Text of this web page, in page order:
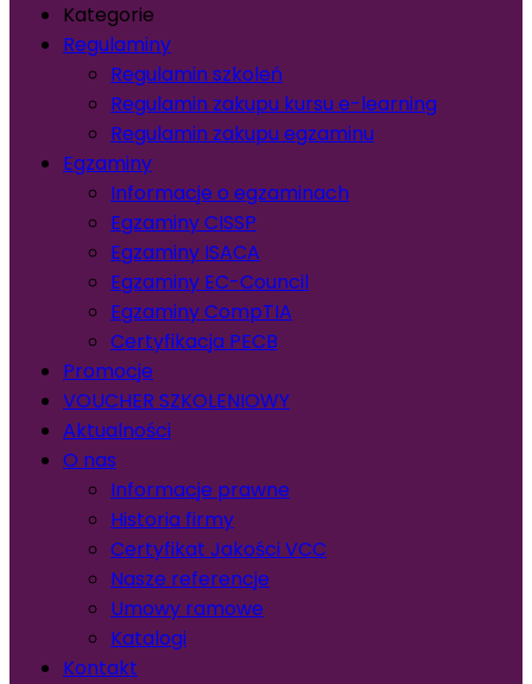
Kategorie
Regulaminy
Regulamin szkoleń
Regulamin zakupu kursu e-learning
Regulamin zakupu egzaminu
Egzaminy
Informacje o egzaminach
Egzaminy CISSP
Egzaminy ISACA
Egzaminy EC-Council
Egzaminy CompTIA
Certyfikacja PECB
Promocje
VOUCHER SZKOLENIOWY
Aktualności
O nas
Informacje prawne
Historia firmy
Certyfikat Jakości VCC
Nasze referencje
Umowy ramowe
Katalogi
Kontakt